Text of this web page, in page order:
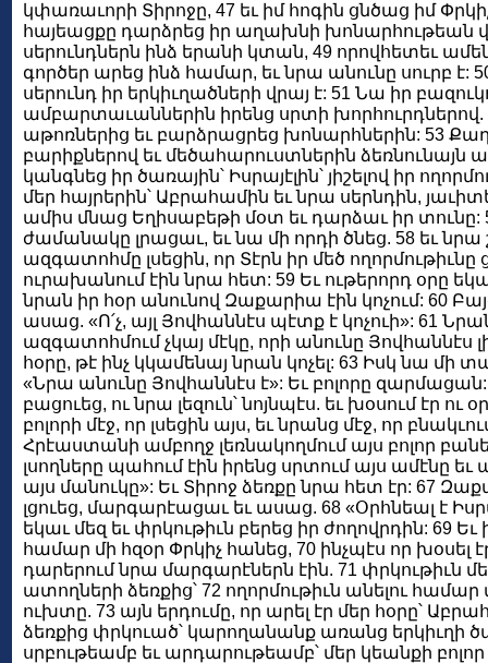
կփառաւորի Տիրոջը, 47 եւ իմ հոգին ցնծաց իմ
հայեացքը դարձրեց իր աղախնի խոնարհութեան
սերունդներն ինձ երանի կտան, 49 որովհետեւ
գործեր արեց ինձ համար, եւ նրա անունը սուրբ է:
սերունդ իր երկիւղածների վրայ է: 51 Նա իր
ամբարտաւաններին իրենց սրտի խորհուրդներով.
աթոռներից եւ բարձրացրեց խոնարհներին: 53
բարիքներով եւ մեծահարուստներին
կանգնեց իր ծառային՝ Իսրայէլին՝ յիշելով իր
մեր հայրերին՝ Աբրահամին եւ նրա սերնդին,
ամիս մնաց Եղիսաբեթի մօտ եւ դարձաւ իր տունը:
ժամանակը լրացաւ, եւ նա մի որդի ծնեց. 58 եւ նրա
ազգատոհմը լսեցին, որ Տէրն իր մեծ
ուրախանում էին նրա հետ: 59 Եւ ութերորդ օրը
նրան իր հօր անունով Զաքարիա էին կոչում: 60
ասաց. «Ո՛չ, այլ Յովհաննէս պէտք է կոչուի»: 61
ազգատոհմում չկայ մէկը, որի անունը Յովհաննէս
հօրը, թէ ինչ կկամենայ նրան կոչել: 63 Իսկ նա մի
«Նրա անունը Յովհաննէս է»: Եւ բոլորը
բացուեց, ու նրա լեզուն՝ նոյնպէս. եւ խօսում էր ու
բոլորի մէջ, որ լսեցին այս, եւ նրանց մէջ, որ
Հրէաստանի ամբողջ լեռնակողմում այս բոլոր
լսողները պահում էին իրենց սրտում այս ամէնը եւ
այս մանուկը»: Եւ Տիրոջ ձեռքը նրա հետ էր: 67
լցուեց, մարգարէացաւ եւ ասաց. 68 «Օրհնեալ է
եկաւ մեզ եւ փրկութիւն բերեց իր ժողովրդին: 69
համար մի հզօր Փրկիչ հանեց, 70 ինչպէս որ խօսել
դարերում նրա մարգարէներն էին. 71 փրկութիւն
ատողների ձեռքից՝ 72 ողորմութիւն անելու համար
ուխտը. 73 այն երդումը, որ արել էր մեր հօրը՝
ձեռքից փրկուած՝ կարողանանք առանց երկիւղի
սրբութեամբ եւ արդարութեամբ՝ մեր կեանքի բոլոր